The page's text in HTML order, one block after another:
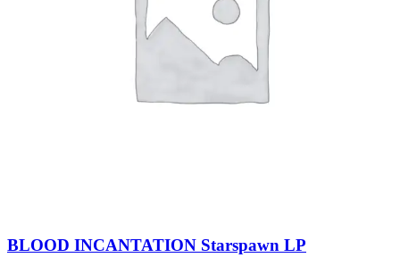
BLOOD INCANTATION Starspawn LP